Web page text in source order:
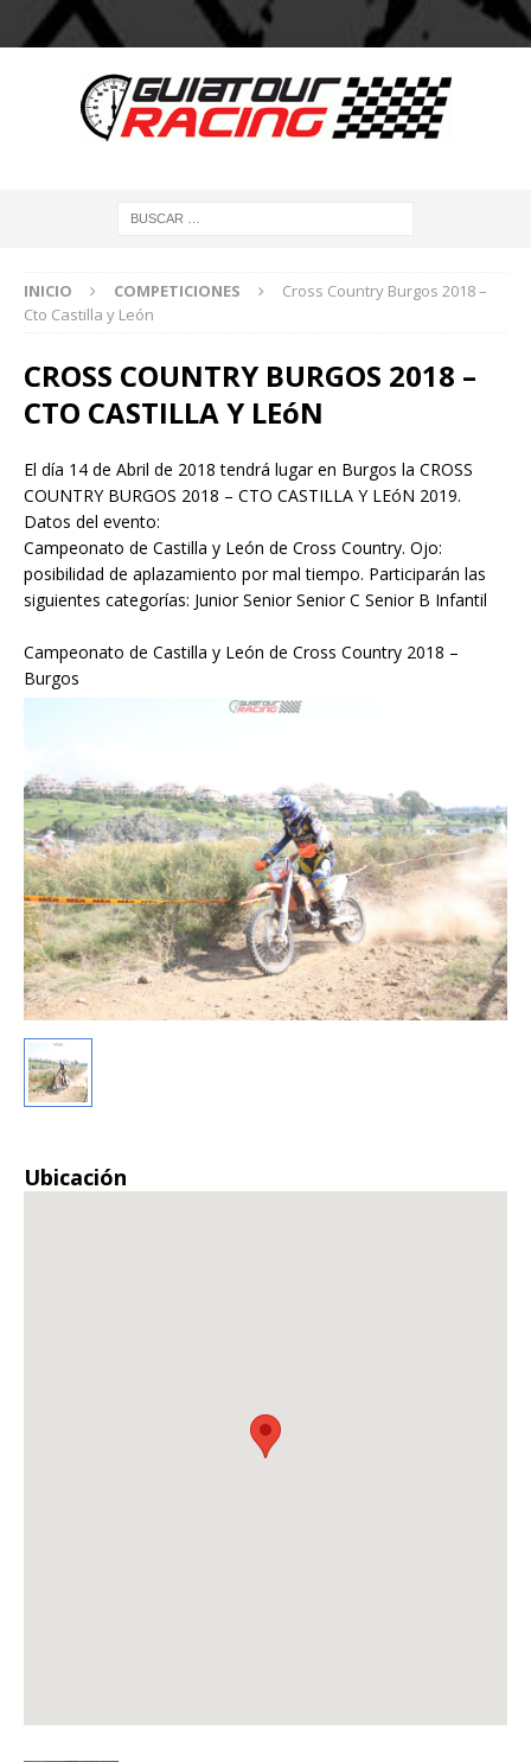
INICIO COMPETICIONES
Cross Country Burgos 2018 –
Cto Castilla y León
CROSS COUNTRY BURGOS 2018 –
CTO CASTILLA Y LEóN
El día 14 de Abril de 2018 tendrá lugar en Burgos la CROSS
COUNTRY BURGOS 2018 – CTO CASTILLA Y LEóN 2019.
Datos del evento:
Campeonato de Castilla y León de Cross Country. Ojo:
posibilidad de aplazamiento por mal tiempo. Participarán las
siguientes categorías: Junior Senior Senior C Senior B Infantil
Campeonato de Castilla y León de Cross Country 2018 –
Burgos
Ubicación